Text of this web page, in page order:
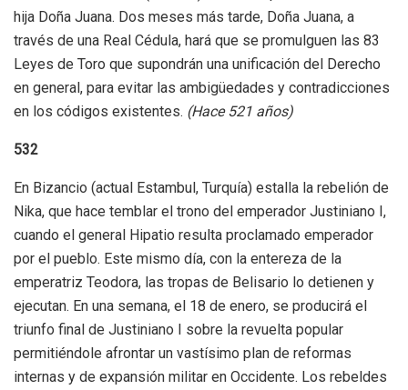
hija Doña Juana. Dos meses más tarde, Doña Juana, a
través de una Real Cédula, hará que se promulguen las 83
Leyes de Toro que supondrán una unificación del Derecho
en general, para evitar las ambigüedades y contradicciones
en los códigos existentes. (Hace 521 años)
532
En Bizancio (actual Estambul, Turquía) estalla la rebelión de
Nika, que hace temblar el trono del emperador Justiniano I,
cuando el general Hipatio resulta proclamado emperador
por el pueblo. Este mismo día, con la entereza de la
emperatriz Teodora, las tropas de Belisario lo detienen y
ejecutan. En una semana, el 18 de enero, se producirá el
triunfo final de Justiniano I sobre la revuelta popular
permitiéndole afrontar un vastísimo plan de reformas
internas y de expansión militar en Occidente. Los rebeldes